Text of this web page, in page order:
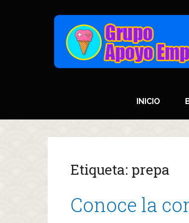
INICIO
Etiqueta: prepa
Conoce la